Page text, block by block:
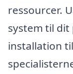
ressourcer.
system til
installation